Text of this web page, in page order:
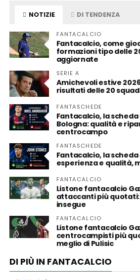
NOTIZIE DI TENDENZA
FANTACALCIO
Fantacalcio, come
formazioni tipo delle
aggiornate
SERIE A
Amichevoli estive
risultati delle 20
FANTASCHEDE
Fantacalcio, la
Bologna: qualità e
centrocampo
FANTASCHEDE
Fantacalcio, la scheda
esperienza e qualità,
FANTACALCIO
Listone fantacalcio
attaccanti più quotati:
insegue
FANTACALCIO
Listone fantacalcio
centrocampisti più
meglio di Pulisic
DI PIÙ IN FANTACALCIO